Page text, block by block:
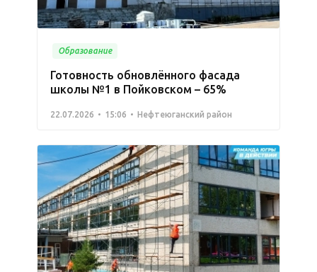
Образование
Готовность обновлённого фасада
школы №1 в Пойковском – 65%
22.07.2026 15:06 Нефтеюганский район